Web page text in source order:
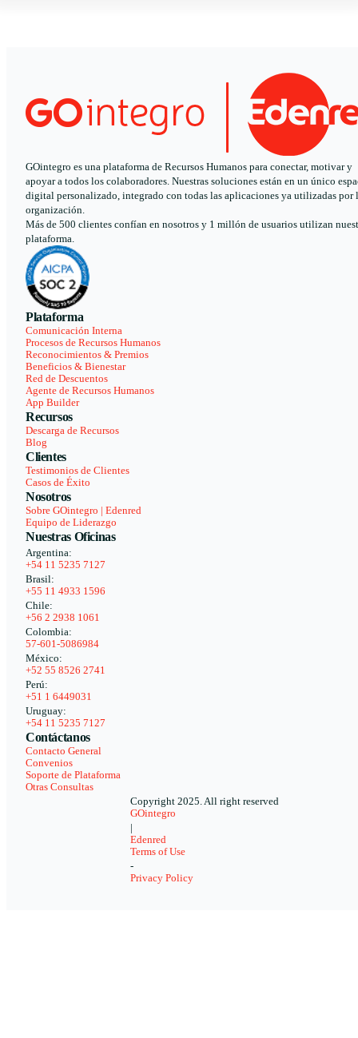
GOintegro es una plataforma de Recursos Humanos para conectar, motivar y
apoyar a todos los colaboradores. Nuestras soluciones están en un único
digital personalizado, integrado con todas las aplicaciones ya utilizadas por
organización.
Más de 500 clientes confían en nosotros y 1 millón de usuarios utilizan
plataforma.
Plataforma
Comunicación Interna
Procesos de Recursos Humanos
Reconocimientos & Premios
Beneficios & Bienestar
Red de Descuentos
Agente de Recursos Humanos
App Builder
Recursos
Descarga de Recursos
Blog
Clientes
Testimonios de Clientes
Casos de Éxito
Nosotros
Sobre GOintegro | Edenred
Equipo de Liderazgo
Nuestras Oficinas
Argentina:
+54 11 5235 7127
Brasil:
+55 11 4933 1596
Chile:
+56 2 2938 1061
Colombia:
57-601-5086984
México:
+52 55 8526 2741
Perú:
+51 1 6449031
Uruguay:
+54 11 5235 7127
Contáctanos
Contacto General
Convenios
Soporte de Plataforma
Otras Consultas
Copyright 2025. All right reserved
GOintegro
Edenred
Terms of Use
-
Privacy Policy